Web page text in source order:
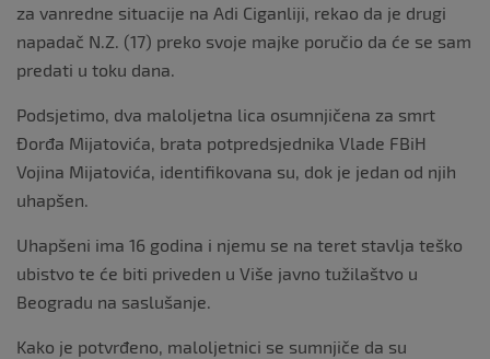
za vanredne situacije na Adi Ciganliji, rekao da je drugi
napadač N.Z. (17) preko svoje majke poručio da će se sam
predati u toku dana.
Podsjetimo, dva maloljetna lica osumnjičena za smrt
Đorđa Mijatovića, brata potpredsjednika Vlade FBiH
Vojina Mijatovića, identifikovana su, dok je jedan od njih
uhapšen.
Uhapšeni ima 16 godina i njemu se na teret stavlja teško
ubistvo te će biti priveden u Više javno tužilaštvo u
Beogradu na saslušanje.
Kako je potvrđeno, maloljetnici se sumnjiče da su